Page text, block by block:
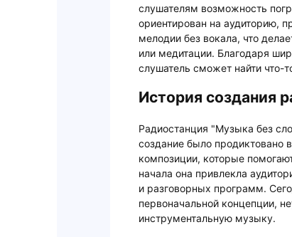
слушателям возможность
ориентирован на аудиторию,
мелодии без вокала, что
или медитации. Благодаря
слушатель сможет найти что-
История создания
Радиостанция "Музыка без
создание было
композиции, которые
начала она привлекла
и разговорных программ.
первоначальной концепции,
инструментальную музыку.